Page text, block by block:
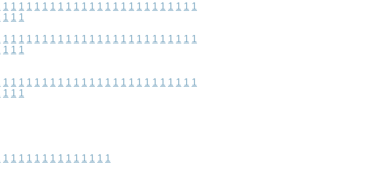
1 1 1 1 1 1 1 1 1 1 1 1 1 1 1 1 1 1 1 1 1 1 1 1 1
1 1 1
1 1 1 1 1 1 1 1 1 1 1 1 1 1 1 1 1 1 1 1 1 1 1 1 1
1 1 1
1 1 1 1 1 1 1 1 1 1 1 1 1 1 1 1 1 1 1 1 1 1 1 1 1
1 1 1
1 1 1 1 1 1 1 1 1 1 1 1 1 1